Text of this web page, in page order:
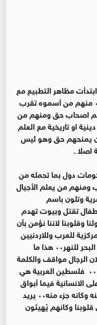
مظاهر التطبيع مع
الكيان الصهيوني في بعض الدول٠٠ منهم من أسموه تقرب
اصحاب حق ومنهم من
او تاريخية مع العلم
يمنحهم حق وهو ليس
اصلا .
دول بما تحمله من
ومنهم من يعلم الأجيال
وتلون باسم
وأطفال تقتل وبيوت تهدم
عقولنا وقلوبنا لاننا نؤمن بأن
للعرب وللاردنيين
على الصعيد الشخصي ونريدها من البحر للنهر٠٠ هذا ما
عليه وهذا ما تربينا عليه٠٠ لان الرجال مواقف والكلمة
حق وليست الى ردات فعل طبيعية ٠٠ فلسطين العربية هي
الانسانية فيما أبواق
بعض من يدعون انهم عرب تدافع عنه وكانه جزء منه٠٠ يريد
وكانهم يُهيئون